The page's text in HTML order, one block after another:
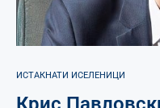
ИСТАКНАТИ ИСЕЛЕНИЦИ